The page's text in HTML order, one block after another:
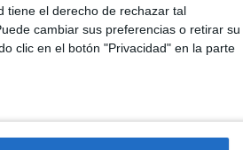
tiene el derecho de rechazar tal
cambiar sus preferencias o retirar su
clic en el botón "Privacidad" en la parte
[…]